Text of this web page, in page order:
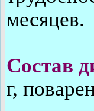
месяцев.
Состав
г,